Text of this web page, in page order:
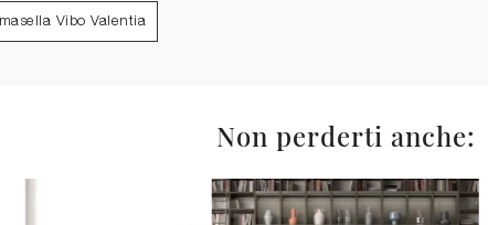
Vibo Valentia
Non perderti anche: